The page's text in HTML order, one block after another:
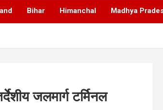
Bihar Himanchal Madhya
जलमार्ग टर्मिनल